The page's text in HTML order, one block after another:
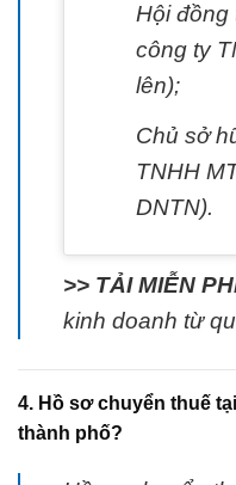
Hội đồng
công ty
lên);
Chủ sở
TNHH
DNTN).
>> TẢI MIỄN
kinh doanh từ
4. Hồ sơ chuyển thuế
thành phố?